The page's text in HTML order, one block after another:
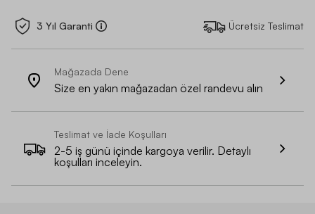
3 Yıl Garanti Ücretsiz Teslimat
Mağazada Dene
Size en yakın mağazadan özel randevu alın
Teslimat ve İade Koşulları
2-5 iş günü içinde kargoya verilir. Detaylı
koşulları inceleyin.